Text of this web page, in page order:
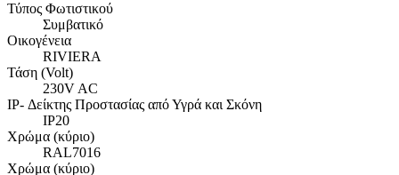
Τύπος Φωτιστικού
Συμβατικό
Οικογένεια
RIVIERA
Τάση (Volt)
230V AC
IP- Δείκτης Προστασίας από Υγρά και Σκόνη
IP20
Χρώμα (κύριο)
RAL7016
Χρώμα (κύριο)